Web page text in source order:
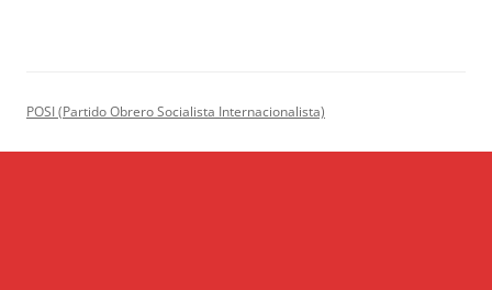
POSI (Partido Obrero Socialista Internacionalista)